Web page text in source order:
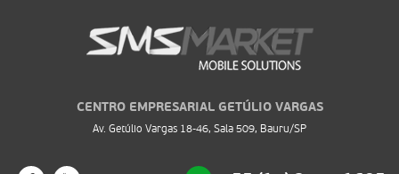
CENTRO EMPRESARIAL GETÚLIO VARGAS
Av. Getúlio Vargas 18-46, Sala 509, Bauru/SP